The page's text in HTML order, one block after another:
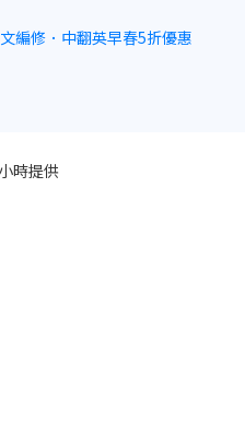
編修．中翻英早春5折優惠
時提供